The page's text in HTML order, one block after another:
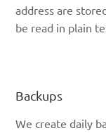
address are
be read in plain
Backups
We create daily